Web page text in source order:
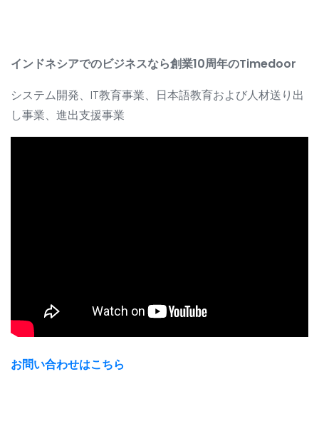
インドネシアでのビジネスなら創業10周年のTimedoor
システム開発、IT教育事業、日本語教育および人材送り出
し事業、進出支援事業
お問い合わせはこちら